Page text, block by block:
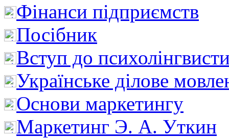
Фінанси підприємств
Посібник
Вступ до
Українське ділове
Основи маркетингу
Маркетинг Э. А. Уткин